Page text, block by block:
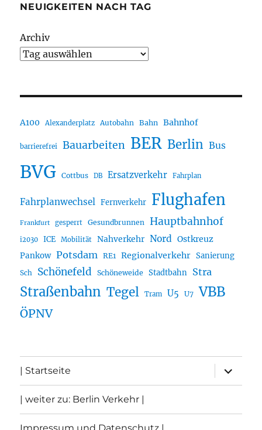
NEUIGKEITEN NACH TAG
Archiv
A100 Alexanderplatz Autobahn Bahn Bahnhof
barrierefrei Bauarbeiten BER Berlin Bus
BVG Cottbus DB Ersatzverkehr Fahrplan
Fahrplanwechsel Fernverkehr Flughafen
Frankfurt gesperrt Gesundbrunnen Hauptbahnhof
i2030 ICE Mobilität Nahverkehr Nord Ostkreuz
Pankow Potsdam RE1 Regionalverkehr Sanierung
Sch Schönefeld Schöneweide Stadtbahn Stra
Straßenbahn Tegel Tram U5 U7 VBB
ÖPNV
| Startseite
öffnen
| weiter zu: Berlin Verkehr |